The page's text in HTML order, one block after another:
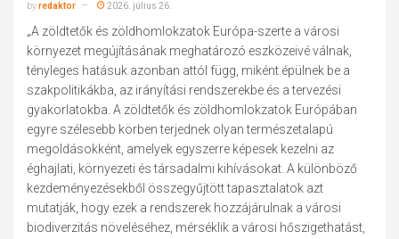
byredaktor 2026. július 26.
„A zöldtetők és zöldhomlokzatok Európa-szerte a városi
környezet megújításának meghatározó eszközeivé válnak,
tényleges hatásuk azonban attól függ, miként épülnek be a
szakpolitikákba, az irányítási rendszerekbe és a tervezési
gyakorlatokba. A zöldtetők és zöldhomlokzatok Európában
egyre szélesebb körben terjednek olyan természetalapú
megoldásokként, amelyek egyszerre képesek kezelni az
éghajlati, környezeti és társadalmi kihívásokat. A különböző
kezdeményezésekből összegyűjtött tapasztalatok azt
mutatják, hogy ezek a rendszerek hozzájárulnak a városi
biodiverzitás növeléséhez, mérséklik a városi hőszigethatást,